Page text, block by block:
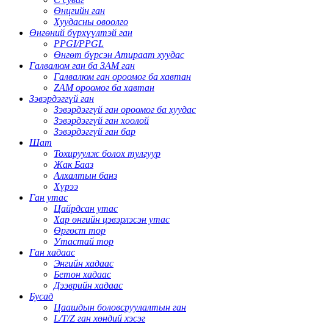
Өнцгийн ган
Хуудасны овоолго
Өнгөний бүрхүүлтэй ган
PPGI/PPGL
Өнгөт бүрсэн Атираат хуудас
Галвалюм ган ба ЗАМ ган
Галвалюм ган ороомог ба хавтан
ZAM ороомог ба хавтан
Зэвэрдэггүй ган
Зэвэрдэггүй ган ороомог ба хуудас
Зэвэрдэггүй ган хоолой
Зэвэрдэггүй ган бар
Шат
Тохируулж болох тулгуур
Жак Бааз
Алхалтын банз
Хүрээ
Ган утас
Цайрдсан утас
Хар өнгийн цэвэрлэсэн утас
Өргөст тор
Утастай тор
Ган хадаас
Энгийн хадаас
Бетон хадаас
Дээврийн хадаас
Бусад
Цаашдын боловсруулалтын ган
L/T/Z ган хөндий хэсэг